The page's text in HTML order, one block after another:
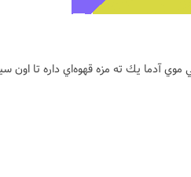
آدما يك ته مزه قهوه‌اي داره تا اون